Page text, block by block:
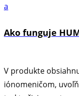
a
Ako funguje
V produkte
iónomeničom,